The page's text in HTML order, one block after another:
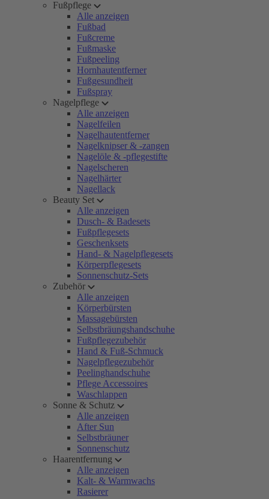
Fußpflege
Alle anzeigen
Fußbad
Fußcreme
Fußmaske
Fußpeeling
Hornhautentferner
Fußgesundheit
Fußspray
Nagelpflege
Alle anzeigen
Nagelfeilen
Nagelhautentferner
Nagelknipser & -zangen
Nagelöle & -pflegestifte
Nagelscheren
Nagelhärter
Nagellack
Beauty Set
Alle anzeigen
Dusch- & Badesets
Fußpflegesets
Geschenksets
Hand- & Nagelpflegesets
Körperpflegesets
Sonnenschutz-Sets
Zubehör
Alle anzeigen
Körperbürsten
Massagebürsten
Selbstbräungshandschuhe
Fußpflegezubehör
Hand & Fuß-Schmuck
Nagelpflegezubehör
Peelinghandschuhe
Pflege Accessoires
Waschlappen
Sonne & Schutz
Alle anzeigen
After Sun
Selbstbräuner
Sonnenschutz
Haarentfernung
Alle anzeigen
Kalt- & Warmwachs
Rasierer